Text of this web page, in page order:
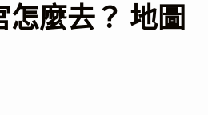
麼去？ 地圖